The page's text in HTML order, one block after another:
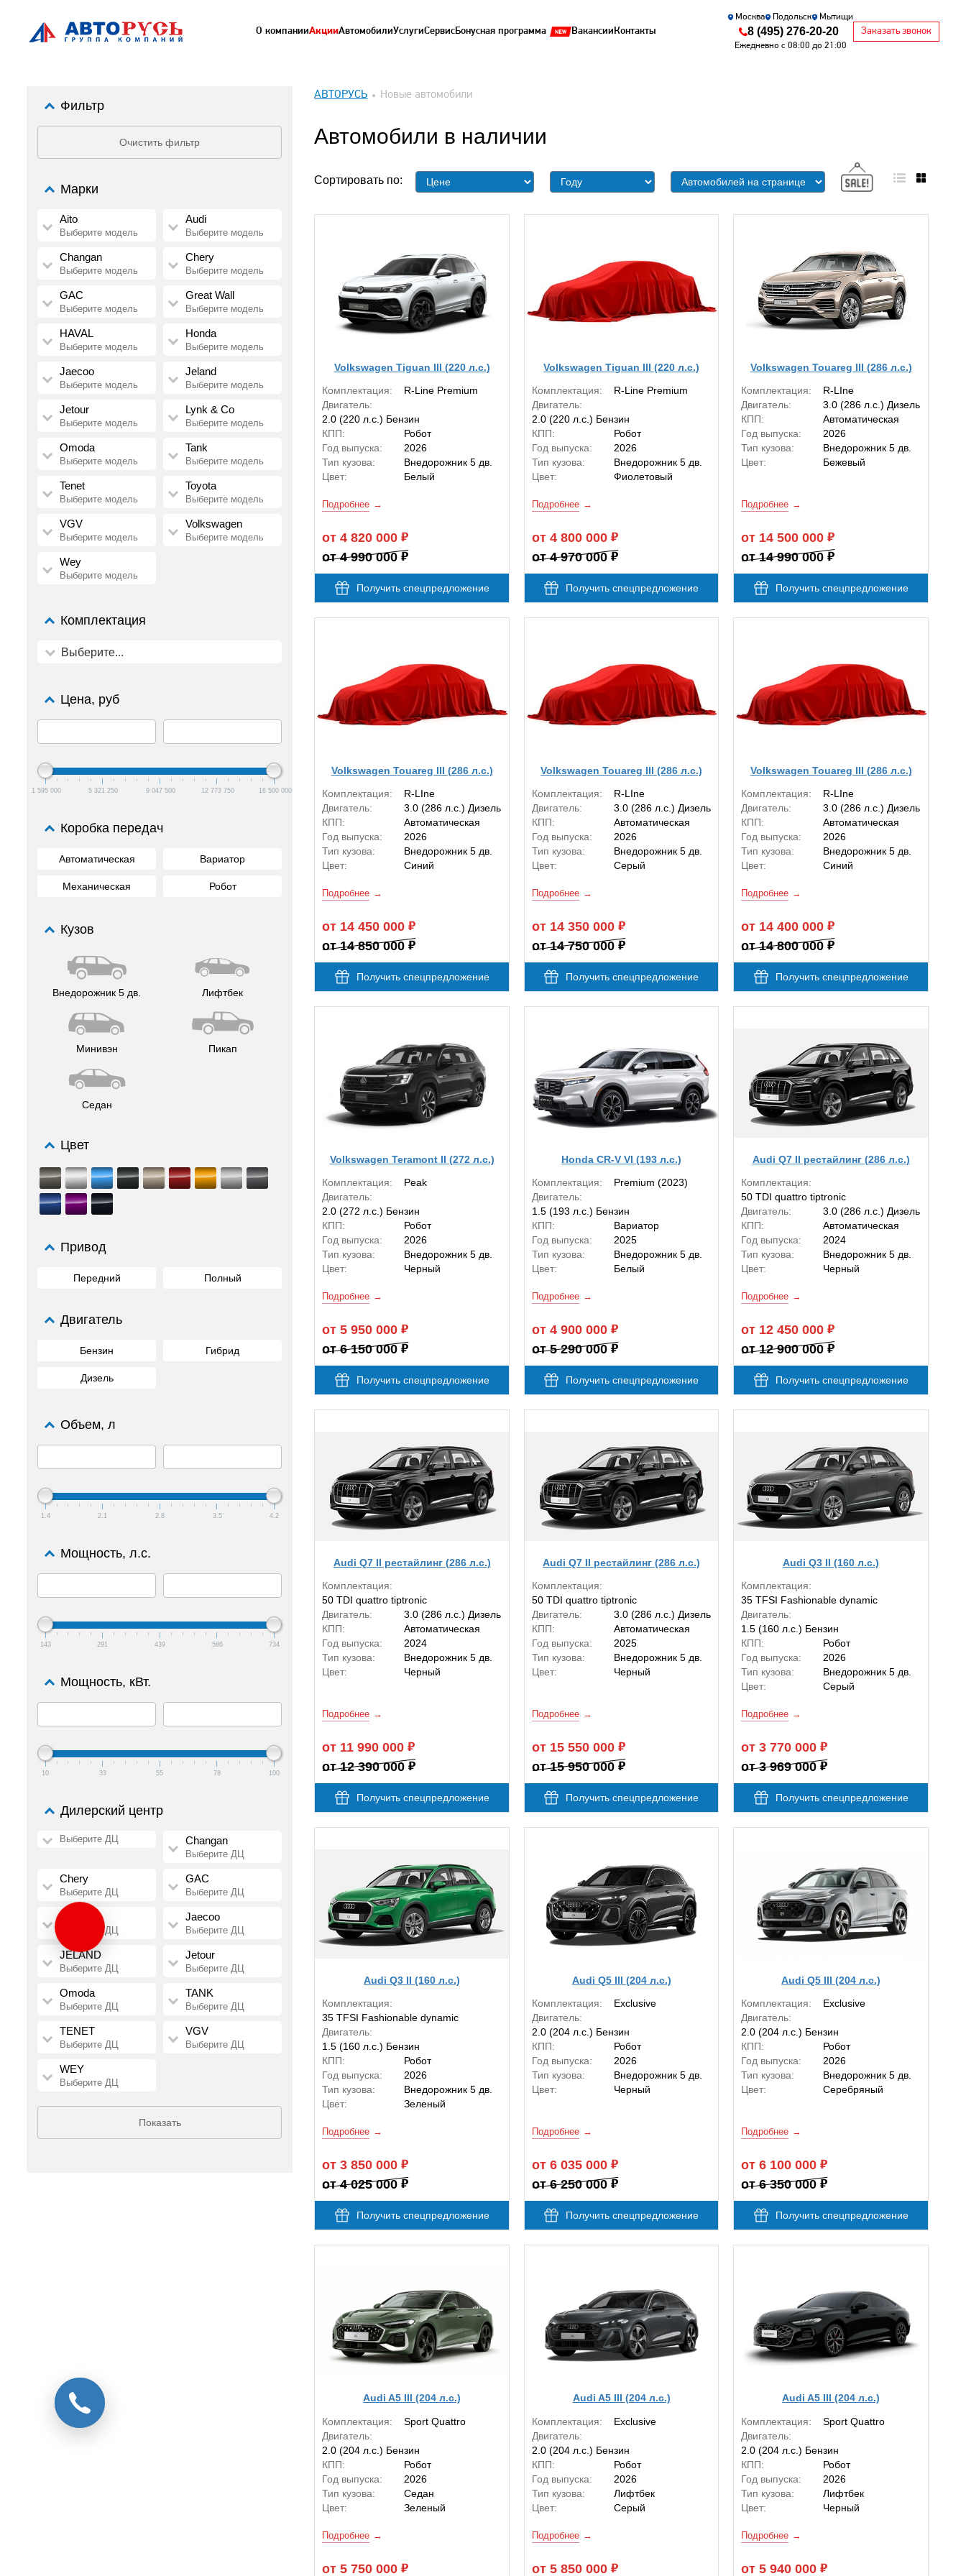
О компанииАкцииАвтомобилиУслугиСервисБонусная программа ВакансииКонтакты
Москва Подольск Мытищи
8 (495) 276-20-20
Ежедневно с 08:00 до 21:00
Заказать звонок
Фильтр
Очистить фильтр
Дилерский центр
Выберите ДЦ Changan
Выберите ДЦ
Chery
Выберите ДЦ
GAC
Выберите ДЦ
Выберите ДЦ
Jaecoo
Выберите ДЦ
JELAND
Выберите ДЦ
Jetour
Выберите ДЦ
Omoda
Выберите ДЦ
TANK
Выберите ДЦ
TENET
Выберите ДЦ
VGV
Выберите ДЦ
WEY
Выберите ДЦ
Марки
Aito
Выберите модель
Audi
Выберите модель
Changan
Выберите модель
Chery
Выберите модель
GAC
Выберите модель
Great Wall
Выберите модель
HAVAL
Выберите модель
Honda
Выберите модель
Jaecoo
Выберите модель
Jeland
Выберите модель
Jetour
Выберите модель
Lynk & Co
Выберите модель
Omoda
Выберите модель
Tank
Выберите модель
Tenet
Выберите модель
Toyota
Выберите модель
VGV
Выберите модель
Volkswagen
Выберите модель
Wey
Выберите модель
Комплектация
Выберите...
Цена, руб
1 595 000 5 321 250 9 047 500 12 773 750 16 500 000
Коробка передач
Автоматическая Вариатор
Механическая Робот
Кузов
Внедорожник 5 дв. Лифтбек
Минивэн Пикап
Седан
Цвет
Привод
Передний Полный
Двигатель
Бензин Гибрид
Дизель
Объем, л
1.4 2.1 2.8 3.5 4.2
Мощность, л.с.
143 291 439 586 734
Мощность, кВт.
10 33 55 78 100
Показать
АВТОРУСЬ Новые автомобили
Автомобили в наличии
Сортировать по:
Volkswagen Tiguan III (220 л.с.)
Комплектация:
R-Line Premium
Двигатель:
2.0 (220 л.с.) Бензин
КПП:
Робот
Год выпуска:
2026
Тип кузова:
Внедорожник 5 дв.
Цвет:
Белый
Подробнее
от 4 820 000
от 4 990 000
Получить спецпредложение
Volkswagen Tiguan III (220 л.с.)
Комплектация:
R-Line Premium
Двигатель:
2.0 (220 л.с.) Бензин
КПП:
Робот
Год выпуска:
2026
Тип кузова:
Внедорожник 5 дв.
Цвет:
Фиолетовый
Подробнее
от 4 800 000
от 4 970 000
Получить спецпредложение
Volkswagen Touareg III (286 л.с.)
Комплектация:
R-LIne
Двигатель:
3.0 (286 л.с.) Дизель
КПП:
Автоматическая
Год выпуска:
2026
Тип кузова:
Внедорожник 5 дв.
Цвет:
Бежевый
Подробнее
от 14 500 000
от 14 990 000
Получить спецпредложение
Volkswagen Touareg III (286 л.с.)
Комплектация:
R-LIne
Двигатель:
3.0 (286 л.с.) Дизель
КПП:
Автоматическая
Год выпуска:
2026
Тип кузова:
Внедорожник 5 дв.
Цвет:
Синий
Подробнее
от 14 450 000
от 14 850 000
Получить спецпредложение
Volkswagen Touareg III (286 л.с.)
Комплектация:
R-LIne
Двигатель:
3.0 (286 л.с.) Дизель
КПП:
Автоматическая
Год выпуска:
2026
Тип кузова:
Внедорожник 5 дв.
Цвет:
Серый
Подробнее
от 14 350 000
от 14 750 000
Получить спецпредложение
Volkswagen Touareg III (286 л.с.)
Комплектация:
R-LIne
Двигатель:
3.0 (286 л.с.) Дизель
КПП:
Автоматическая
Год выпуска:
2026
Тип кузова:
Внедорожник 5 дв.
Цвет:
Синий
Подробнее
от 14 400 000
от 14 800 000
Получить спецпредложение
Volkswagen Teramont II (272 л.с.)
Комплектация:
Peak
Двигатель:
2.0 (272 л.с.) Бензин
КПП:
Робот
Год выпуска:
2026
Тип кузова:
Внедорожник 5 дв.
Цвет:
Черный
Подробнее
от 5 950 000
от 6 150 000
Получить спецпредложение
Honda CR-V VI (193 л.с.)
Комплектация:
Premium (2023)
Двигатель:
1.5 (193 л.с.) Бензин
КПП:
Вариатор
Год выпуска:
2025
Тип кузова:
Внедорожник 5 дв.
Цвет:
Белый
Подробнее
от 4 900 000
от 5 290 000
Получить спецпредложение
Audi Q7 II рестайлинг (286 л.с.)
Комплектация:
50 TDI quattro tiptronic
Двигатель:
3.0 (286 л.с.) Дизель
КПП:
Автоматическая
Год выпуска:
2024
Тип кузова:
Внедорожник 5 дв.
Цвет:
Черный
Подробнее
от 12 450 000
от 12 900 000
Получить спецпредложение
Audi Q7 II рестайлинг (286 л.с.)
Комплектация:
50 TDI quattro tiptronic
Двигатель:
3.0 (286 л.с.) Дизель
КПП:
Автоматическая
Год выпуска:
2024
Тип кузова:
Внедорожник 5 дв.
Цвет:
Черный
Подробнее
от 11 990 000
от 12 390 000
Получить спецпредложение
Audi Q7 II рестайлинг (286 л.с.)
Комплектация:
50 TDI quattro tiptronic
Двигатель:
3.0 (286 л.с.) Дизель
КПП:
Автоматическая
Год выпуска:
2025
Тип кузова:
Внедорожник 5 дв.
Цвет:
Черный
Подробнее
от 15 550 000
от 15 950 000
Получить спецпредложение
Audi Q3 II (160 л.с.)
Комплектация:
35 TFSI Fashionable dynamic
Двигатель:
1.5 (160 л.с.) Бензин
КПП:
Робот
Год выпуска:
2026
Тип кузова:
Внедорожник 5 дв.
Цвет:
Серый
Подробнее
от 3 770 000
от 3 969 000
Получить спецпредложение
Audi Q3 II (160 л.с.)
Комплектация:
35 TFSI Fashionable dynamic
Двигатель:
1.5 (160 л.с.) Бензин
КПП:
Робот
Год выпуска:
2026
Тип кузова:
Внедорожник 5 дв.
Цвет:
Зеленый
Подробнее
от 3 850 000
от 4 025 000
Получить спецпредложение
Audi Q5 III (204 л.с.)
Комплектация:
Exclusive
Двигатель:
2.0 (204 л.с.) Бензин
КПП:
Робот
Год выпуска:
2026
Тип кузова:
Внедорожник 5 дв.
Цвет:
Черный
Подробнее
от 6 035 000
от 6 250 000
Получить спецпредложение
Audi Q5 III (204 л.с.)
Комплектация:
Exclusive
Двигатель:
2.0 (204 л.с.) Бензин
КПП:
Робот
Год выпуска:
2026
Тип кузова:
Внедорожник 5 дв.
Цвет:
Серебряный
Подробнее
от 6 100 000
от 6 350 000
Получить спецпредложение
Audi A5 III (204 л.с.)
Комплектация:
Sport Quattro
Двигатель:
2.0 (204 л.с.) Бензин
КПП:
Робот
Год выпуска:
2026
Тип кузова:
Седан
Цвет:
Зеленый
Подробнее
от 5 750 000
Audi A5 III (204 л.с.)
Комплектация:
Exclusive
Двигатель:
2.0 (204 л.с.) Бензин
КПП:
Робот
Год выпуска:
2026
Тип кузова:
Лифтбек
Цвет:
Серый
Подробнее
от 5 850 000
Audi A5 III (204 л.с.)
Комплектация:
Sport Quattro
Двигатель:
2.0 (204 л.с.) Бензин
КПП:
Робот
Год выпуска:
2026
Тип кузова:
Лифтбек
Цвет:
Черный
Подробнее
от 5 940 000